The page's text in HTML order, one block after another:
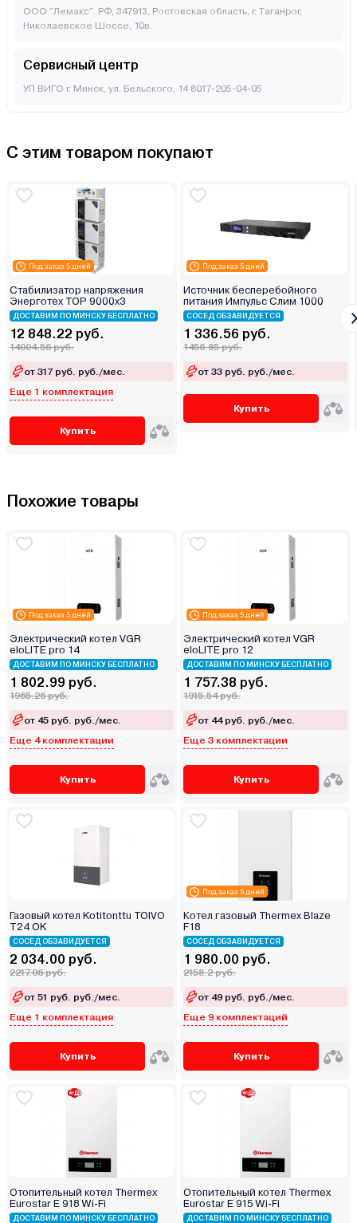
ООО "Лемакс". РФ, 347913, Ростовская область, г. Таганрог,
Николаевское Шоссе, 10в.
Сервисный центр
УП ВИГО г. Минск, ул. Бельского, 14 8017-205-04-05
С этим товаром покупают
Под заказ 5 дней
Стабилизатор напряжения
Энерготех TOP 9000х3
ДОСТАВИМ ПО МИНСКУ БЕСПЛАТНО
12 848.22 руб.
14004.56 руб.
от 317 руб. руб./мес.
Еще 1 комплектация
Купить
Под заказ 5 дней
Источник бесперебойного
питания Импульс Слим 1000
СОСЕД ОБЗАВИДУЕТСЯ
1 336.56 руб.
1456.85 руб.
от 33 руб. руб./мес.
Купить
Похожие товары
Под заказ 5 дней
Электрический котел VGR
eloLITE pro 14
ДОСТАВИМ ПО МИНСКУ БЕСПЛАТНО
1 802.99 руб.
1965.26 руб.
от 45 руб. руб./мес.
Еще 4 комплектации
Купить
Под заказ 5 дней
Электрический котел VGR
eloLITE pro 12
ДОСТАВИМ ПО МИНСКУ БЕСПЛАТНО
1 757.38 руб.
1915.54 руб.
от 44 руб. руб./мес.
Еще 3 комплектации
Купить
Газовый котел Kotitonttu TOIVO
T24 OK
СОСЕД ОБЗАВИДУЕТСЯ
2 034.00 руб.
2217.06 руб.
от 51 руб. руб./мес.
Еще 1 комплектация
Купить
Под заказ 5 дней
Котел газовый Thermex Blaze
F18
СОСЕД ОБЗАВИДУЕТСЯ
1 980.00 руб.
2158.2 руб.
от 49 руб. руб./мес.
Еще 9 комплектаций
Купить
Отопительный котел Thermex
Eurostar E 918 Wi-Fi
ДОСТАВИМ ПО МИНСКУ БЕСПЛАТНО
Отопительный котел Thermex
Eurostar E 915 Wi-Fi
ДОСТАВИМ ПО МИНСКУ БЕСПЛАТНО